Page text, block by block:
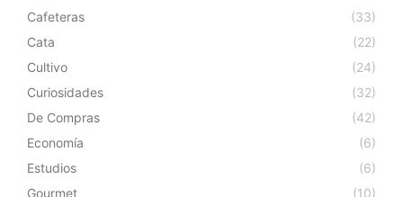
Cafeteras
(33)
Cata
(22)
Cultivo
(24)
Curiosidades
(32)
De Compras
(42)
Economía
(6)
Estudios
(6)
Gourmet
(10)